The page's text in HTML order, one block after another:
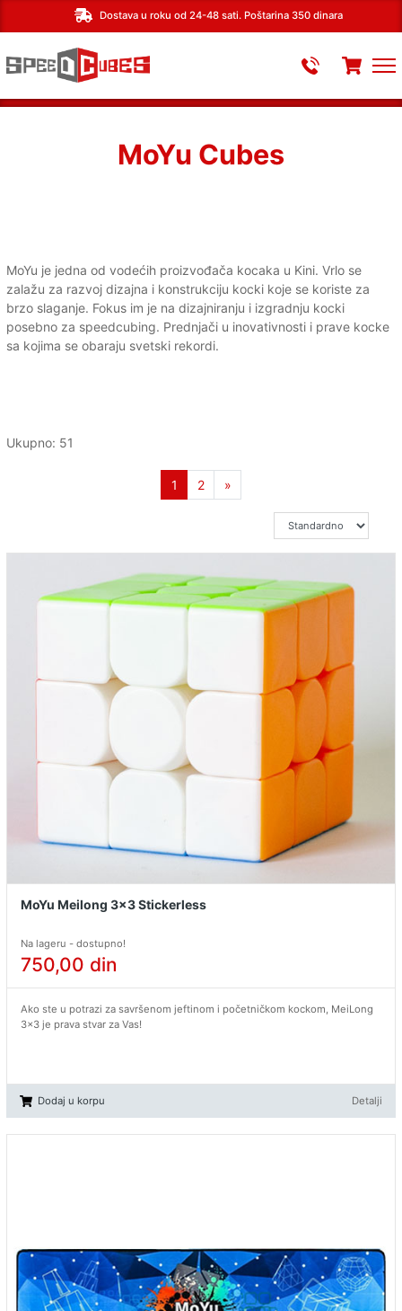
Dostava u roku od 24-48 sati. Poštarina 350 dinara
MoYu Cubes
MoYu je jedna od vodećih proizvođača kocaka u Kini. Vrlo se
zalažu za razvoj dizajna i konstrukciju kocki koje se koriste za
brzo slaganje. Fokus im je na dizajniranju i izgradnju kocki
posebno za speedcubing. Prednjači u inovativnosti i prave kocke
sa kojima se obaraju svetski rekordi.
Ukupno: 51
1 (current)
2 »
MoYu Meilong 3x3 Stickerless
Na lageru - dostupno!
750,00 din
Ako ste u potrazi za savršenom jeftinom i početničkom kockom, MeiLong
3x3 je prava stvar za Vas!
Dodaj u korpu Detalji